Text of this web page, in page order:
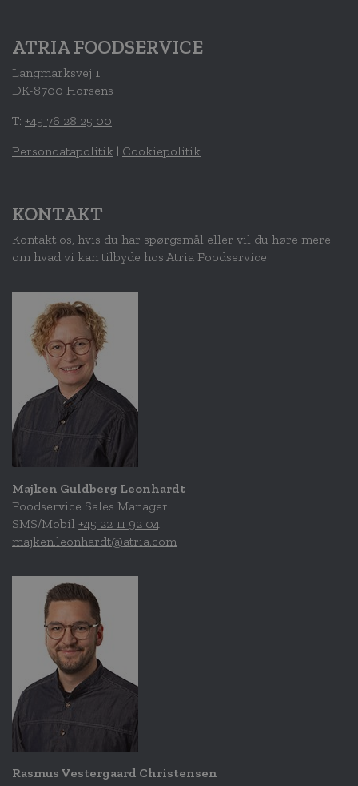
ATRIA FOODSERVICE
Langmarksvej 1
DK-8700 Horsens
T: +45 76 28 25 00
Persondatapolitik | Cookiepolitik
KONTAKT
Kontakt os, hvis du har spørgsmål eller vil du høre mere
om hvad vi kan tilbyde hos Atria Foodservice.
Majken Guldberg Leonhardt
Foodservice Sales Manager
SMS/Mobil +45 22 11 92 04
majken.leonhardt@atria.com
Rasmus Vestergaard Christensen